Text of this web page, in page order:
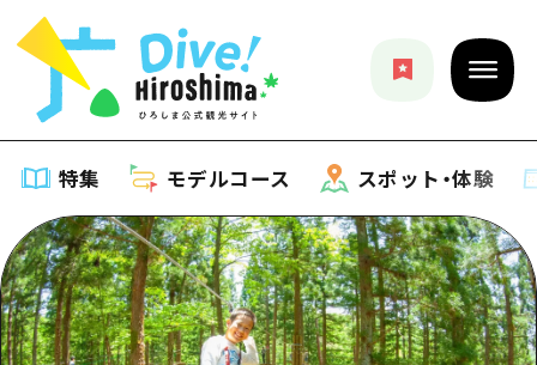
特集 モデルコース スポット・体験
特集
特集一覧
モデルコース